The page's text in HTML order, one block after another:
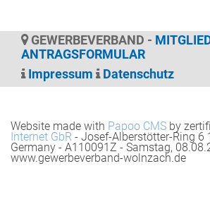
GEWERBEVERBAND -
ANTRAGSFORMULAR
Impressum
Datenschutz
Website made with Papoo CMS by
Internet GbR - Josef-Alberstötter-Ring 6
Germany - A110091Z - Samstag,
www.gewerbeverband-wolnzach.de